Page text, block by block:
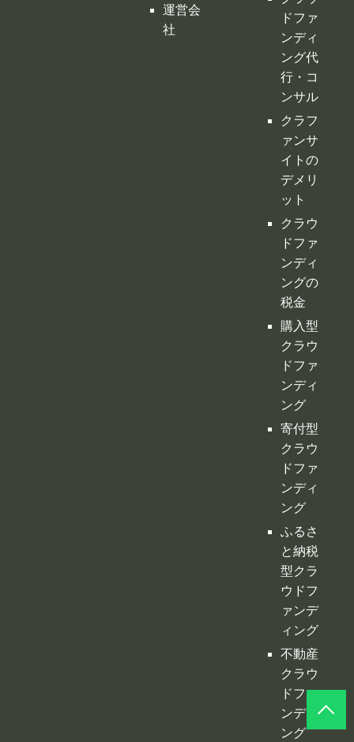
ァンサ
イトの
デメリ
ット
クラウ
ドファ
ンディ
ングの
税金
購入型
クラウ
ドファ
ンディ
ング
寄付型
クラウ
ドファ
ンディ
ング
ふるさ
と納税
型クラ
ウドフ
ァンデ
ィング
不動産
クラウ
ドファ
ンディ
ング
投資型
クラウ
ドファ
ンディ
ング